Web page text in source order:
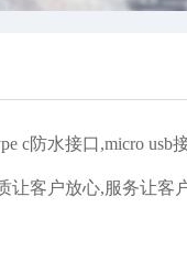
c防水接口,micro usb
让客户放心,服务让客